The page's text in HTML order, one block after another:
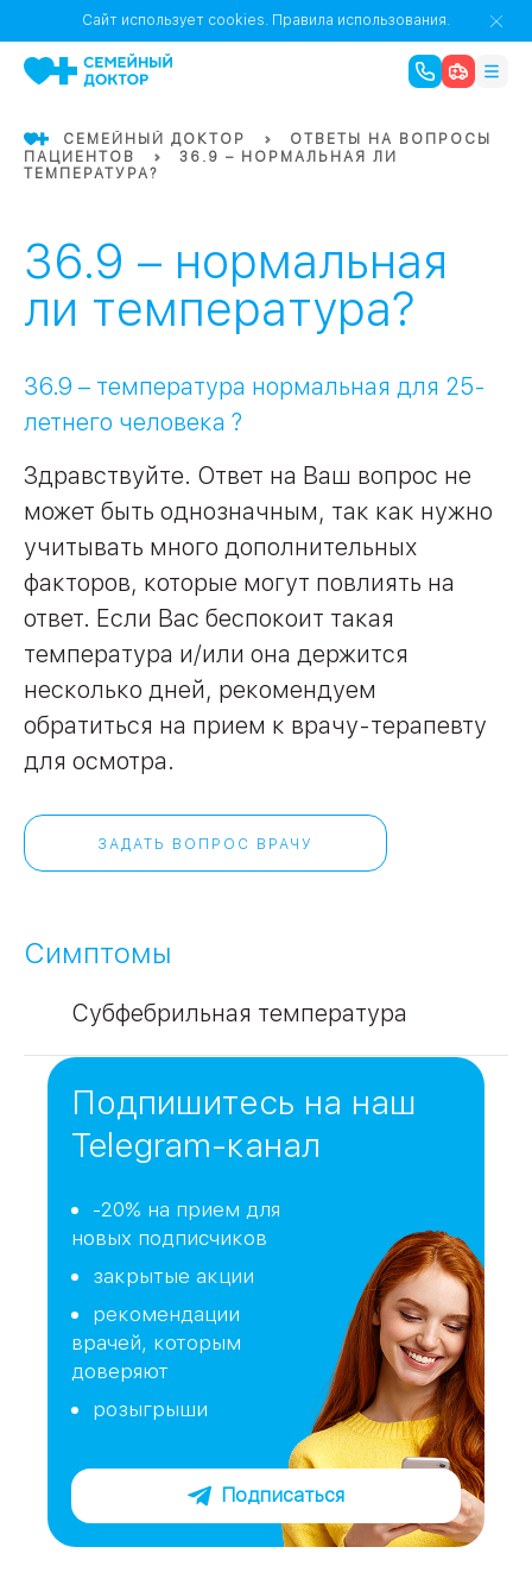
ЗАО
02
06
1 0
18
Бабушкинская
Теплый Стан
Академическая
Университет
Баррикадная
Речной Вокзал
Октябрьское
Октябрьское
Сайт использует cookies. Правила использования.
СЕМЕЙНЫЙ ДОКТОР
ОТВЕТЫ НА ВОПРОСЫ
ПАЦИЕНТОВ
36.9 – НОРМАЛЬНАЯ ЛИ
ТЕМПЕРАТУРА?
36.9 – нормальная
ли температура?
36.9 – температура нормальная для 25-
летнего человека ?
Здравствуйте. Ответ на Ваш вопрос не
может быть однозначным, так как нужно
учитывать много дополнительных
факторов, которые могут повлиять на
ответ. Если Вас беспокоит такая
температура и/или она держится
несколько дней, рекомендуем
обратиться на прием к врачу-терапевту
для осмотра.
ЗАДАТЬ ВОПРОС ВРАЧУ
Симптомы
Субфебрильная температура
Подпишитесь на наш
Telegram-канал
-20% на прием для
новых подписчиков
закрытые акции
рекомендации
врачей, которым
доверяют
розыгрыши
Подписаться